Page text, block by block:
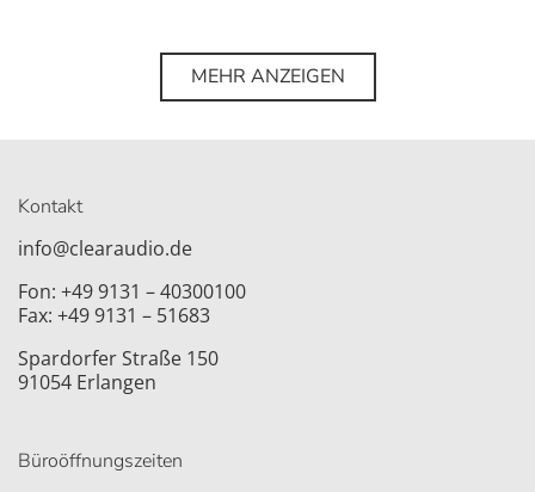
MEHR ANZEIGEN
Kontakt
info@clearaudio.de
Fon: +49 9131 – 40300100
Fax: +49 9131 – 51683
Spardorfer Straße 150
91054 Erlangen
Büroöffnungszeiten